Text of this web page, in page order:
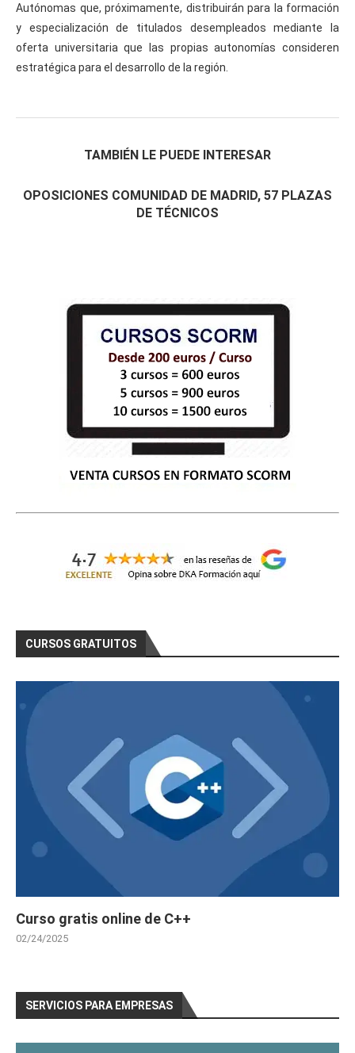
Autónomas que, próximamente, distribuirán para la formación
y especialización de titulados desempleados mediante la
oferta universitaria que las propias autonomías consideren
estratégica para el desarrollo de la región.
TAMBIÉN LE PUEDE INTERESAR
OPOSICIONES COMUNIDAD DE MADRID, 57 PLAZAS
DE TÉCNICOS
CURSOS GRATUITOS
Curso gratis online de C++
02/24/2025
SERVICIOS PARA EMPRESAS